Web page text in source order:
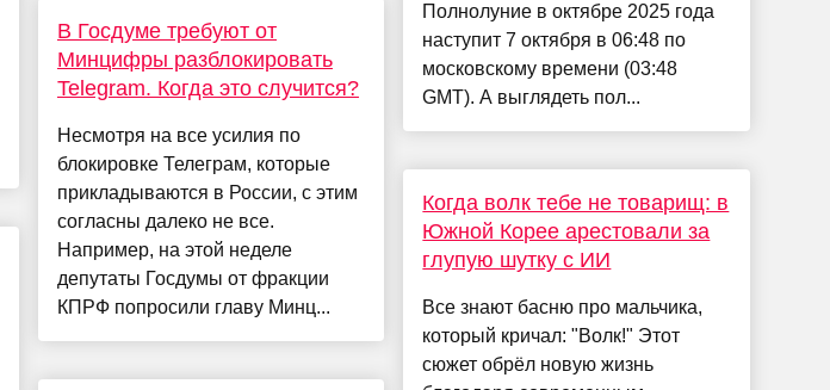
В Госдуме требуют от
Минцифры разблокировать
Telegram. Когда это случится?
Несмотря на все усилия по
блокировке Телеграм, которые
прикладываются в России, с этим
согласны далеко не все.
Например, на этой неделе
депутаты Госдумы от фракции
КПРФ попросили главу Минц...
Полнолуние в октябре 2025 года
наступит 7 октября в 06:48 по
московскому времени (03:48
GMT). А выглядеть пол...
Когда волк тебе не товарищ: в
Южной Корее арестовали за
глупую шутку с ИИ
Все знают басню про мальчика,
который кричал: "Волк!" Этот
сюжет обрёл новую жизнь